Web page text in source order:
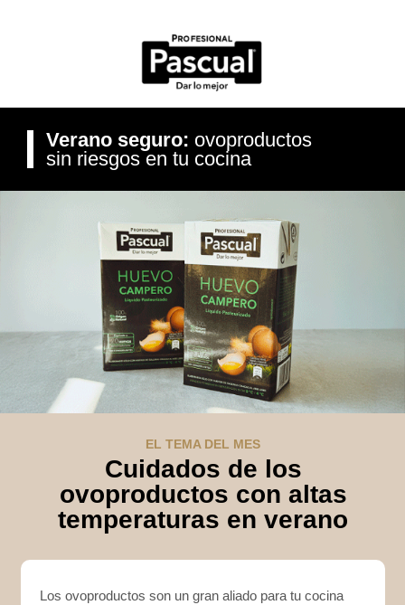
Verano seguro: ovoproductos
sin riesgos en tu cocina
EL TEMA DEL MES
Cuidados de los
ovoproductos con altas
temperaturas en verano
Los ovoproductos son un gran aliado para tu cocina